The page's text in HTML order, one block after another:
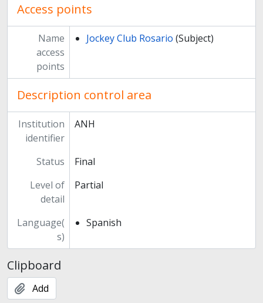
Access points
Name
access
points
Jockey Club Rosario (Subject)
Description control area
Institution
identifier
ANH
Status
Final
Level of
detail
Partial
Language(
s)
Spanish
Clipboard
Add